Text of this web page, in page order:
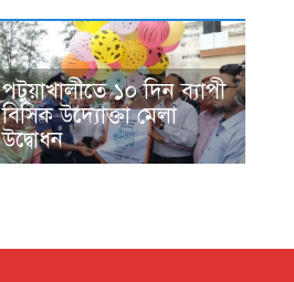
পটুয়াখালীতে ১০ দিন ব্যাপী
বিসিক উদ্যোক্তা মেলা
উদ্বোধন